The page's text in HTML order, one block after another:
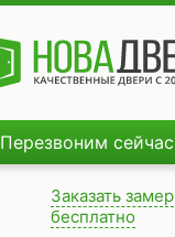
Перезвоним сейчас
Заказать замер
бесплатно